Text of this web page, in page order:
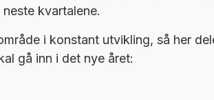
kvartalene.
i konstant utvikling, så her
gå inn i det nye året: